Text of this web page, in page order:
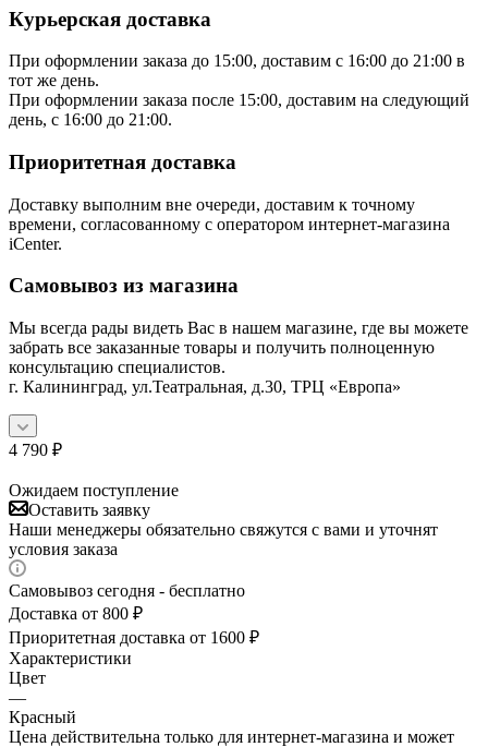
Курьерская доставка
При оформлении заказа до 15:00, доставим с 16:00 до 21:00 в
тот же день.
При оформлении заказа после 15:00, доставим на следующий
день, с 16:00 до 21:00.
Приоритетная доставка
Доставку выполним вне очереди, доставим к точному
времени, согласованному с оператором интернет-магазина
iCenter.
Самовывоз из магазина
Мы всегда рады видеть Вас в нашем магазине, где вы можете
забрать все заказанные товары и получить полноценную
консультацию специалистов.
г. Калининград, ул.Театральная, д.30, ТРЦ «Европа»
4 790 ₽
Ожидаем поступление
Оставить заявку
Наши менеджеры обязательно свяжутся с вами и уточнят
условия заказа
Самовывоз сегодня - бесплатно
Доставка от 800 ₽
Приоритетная доставка от 1600 ₽
Характеристики
Цвет
—
Красный
Цена действительна только для интернет-магазина и может